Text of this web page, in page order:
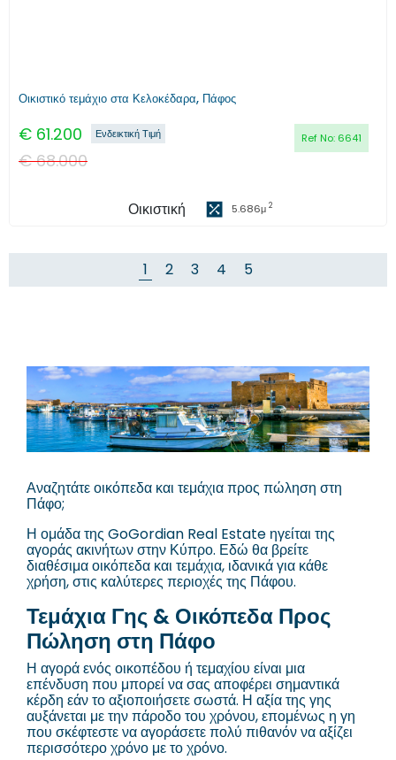
Οικιστικό τεμάχιο στα Κελοκέδαρα, Πάφος
€ 61.200 Ref No: 6641
Ενδεικτική Τιμή
€68.000
Οικιστική 5.686μ 2
1 2 3 4 5
Αναζητάτε οικόπεδα και τεμάχια προς πώληση στη
Πάφο;
Η ομάδα της GoGordian Real Estate ηγείται της
αγοράς ακινήτων στην Κύπρο. Εδώ θα βρείτε
διαθέσιμα οικόπεδα και τεμάχια, ιδανικά για κάθε
χρήση, στις καλύτερες περιοχές της Πάφου.
Τεμάχια Γης & Οικόπεδα Προς
Πώληση στη Πάφο
Η αγορά ενός οικοπέδου ή τεμαχίου είναι μια
επένδυση που μπορεί να σας αποφέρει σημαντικά
κέρδη εάν το αξιοποιήσετε σωστά. Η αξία της γης
αυξάνεται με την πάροδο του χρόνου, επομένως η γη
που σκέφτεστε να αγοράσετε πολύ πιθανόν να αξίζει
περισσότερο χρόνο με το χρόνο.